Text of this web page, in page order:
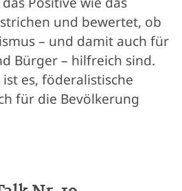
und bewertet, ob
– und damit auch für
Bürger – hilfreich sind.
es, föderalistische
für die Bevölkerung